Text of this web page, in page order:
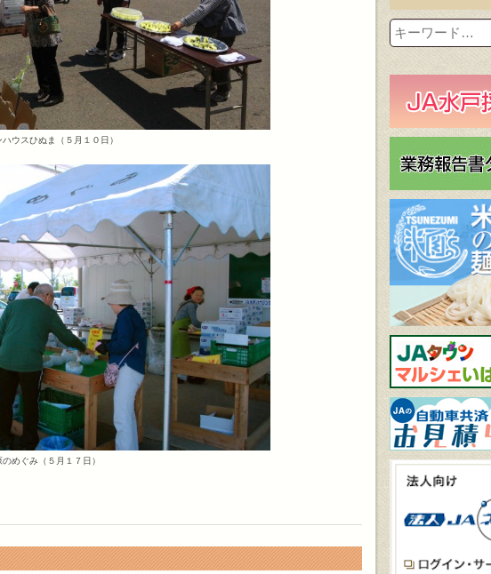
ハウスひぬま（５月１０日）
のめぐみ（５月１７日）
Search